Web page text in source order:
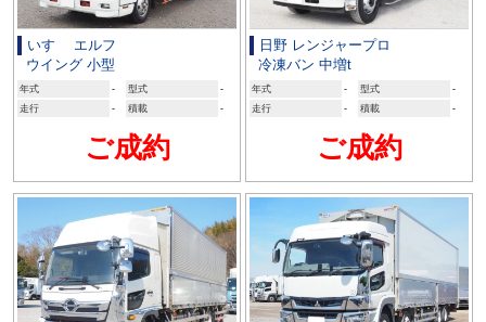
いすゞ エルフ
ウイング 小型
年式 - 型式
-
走行
- 積載 -
ご成約
日野 レンジャープロ
冷凍バン 中増t
年式 - 型式
-
走行
- 積載 -
ご成約